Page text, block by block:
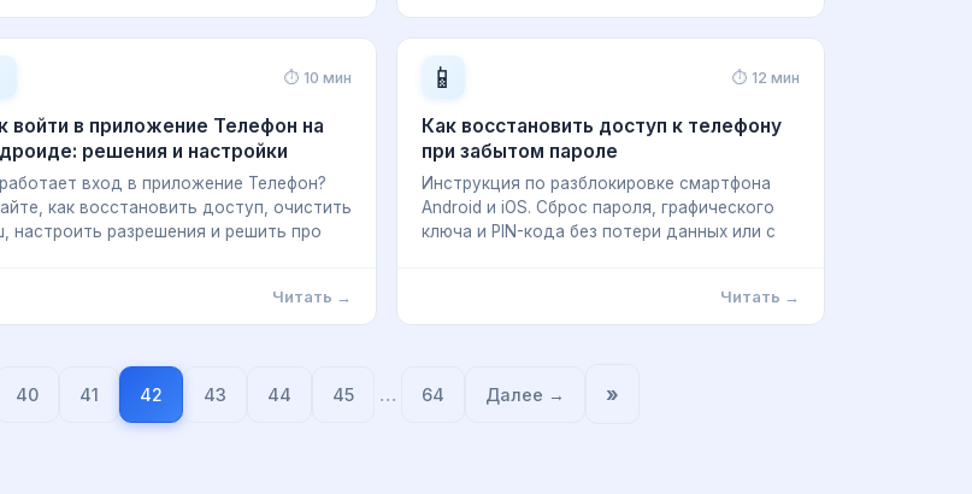
⏱ 10 мин
войти в приложение Телефон на
решения и настройки
вход в приложение Телефон?
как восстановить доступ, очистить
настроить разрешения и решить про
Читать →
📱 ⏱ 12 мин
Как восстановить доступ к телефону
при забытом пароле
Инструкция по разблокировке смартфона
Android и iOS. Сброс пароля, графического
ключа и PIN-кода без потери данных или с
Читать →
40 41 42 43 44 45 … 64 Далее → »